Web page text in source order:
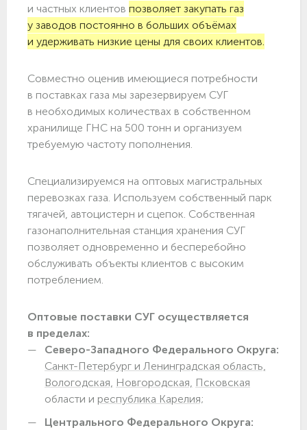
и частных клиентов позволяет закупать газ
у заводов постоянно в больших объёмах
и удерживать низкие цены для своих клиентов.
Совместно оценив имеющиеся потребности
в поставках газа мы зарезервируем СУГ
в необходимых количествах в собственном
хранилище ГНС на 500 тонн и организуем
требуемую частоту пополнения.
Специализируемся на оптовых магистральных
перевозках газа. Используем собственный парк
тягачей, автоцистерн и сцепок. Собственная
газонаполнительная станция хранения СУГ
позволяет одновременно и бесперебойно
обслуживать объекты клиентов с высоким
потреблением.
Оптовые поставки СУГ осуществляется
в пределах:
Северо-Западного Федерального Округа:
Санкт-Петербург и Ленинградская область,
Вологодская, Новгородская, Псковская
области и республика Карелия;
Центрального Федерального Округа: